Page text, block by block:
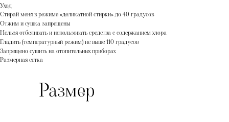
Уход
Стирай меня в режиме «деликатной стирки» до 40 градусов
Отжим и сушка запрещены
Нельзя отбеливать и использовать средства с содержанием хлора
Гладить (температурный режим) не выше 110 градусов
Запрещено сушить на отопительных приборах
Размерная сетка